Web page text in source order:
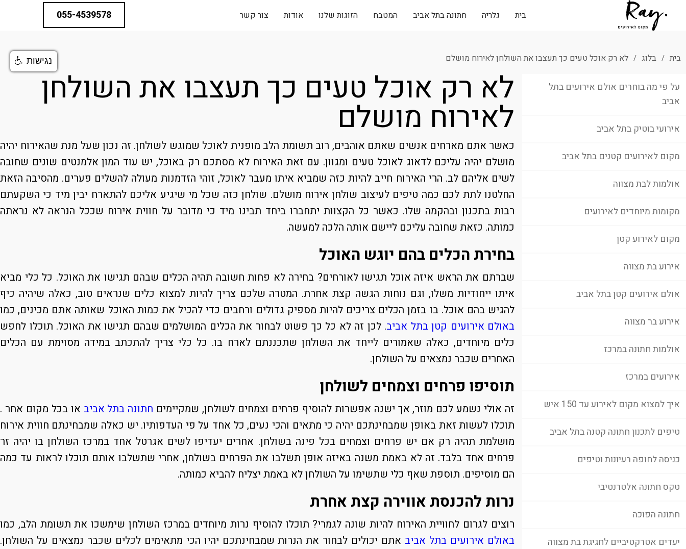
בית גלריה חתונה בתל אביב המטבח הזוגות שלנו אודות צור קשר 055-4539578
בית / בלוג / לא רק אוכל טעים כך תעצבו את השולחן לאירוח מושלם
על פי מה בוחרים אולם אירועים בתל
אביב
אירועי בוטיק בתל אביב
מקום לאירועים קטנים בתל אביב
אולמות לבת מצווה
מקומות מיוחדים לאירועים
מקום לאירוע קטן
אירוע בת מצווה
אולם אירועים קטן בתל אביב
אירוע בר מצווה
אולמות חתונה במרכז
אירועים במרכז
איך למצוא מקום לאירוע עד 150 איש
טיפים לתכנון חתונה קטנה בתל אביב
כניסה לחופה רעיונות וטיפים
טקס חתונה אלטרנטיבי
חתונה הפוכה
יעדים אטרקטיביים לחגיגת בת מצווה
לא רק אוכל טעים כך תעצבו את השולחן
לאירוח מושלם
כאשר אתם מארחים אנשים שאתם אוהבים, רוב תשומת הלב מופנית לאוכל שמוגש לשולחן. זה נכון שעל מנת שהאירוח יהיה
מושלם יהיה עליכם לדאוג לאוכל טעים ומגוון. עם זאת האירוח לא מסתכם רק באוכל, יש עוד המון אלמנטים שונים שחובה
לשים אליהם לב. הרי האירוח חייב להיות כזה שמביא איתו מעבר לאוכל, זוהי הזדמנות מעולה להשלים פערים. מהסיבה הזאת
החלטנו לתת לכם כמה טיפים לעיצוב שולחן אירוח מושלם. שולחן כזה שכל מי שיגיע אליכם להתארח יבין מיד כי השקעתם
רבות בתכנון ובהקמה שלו. כאשר כל הקצוות יתחברו ביחד תבינו מיד כי מדובר על חווית אירוח שככל הנראה לא נראתה
כמותה. כזאת שחובה עליכם ליישם אותה הלכה למעשה.
בחירת הכלים בהם יוגש האוכל
שברתם את הראש איזה אוכל תגישו לאורחים? בחירה לא פחות חשובה תהיה הכלים שבהם תגישו את האוכל. כל כלי מביא
איתו ייחודיות משלו, וגם נוחות הגשה קצת אחרת. המטרה שלכם צריך להיות למצוא כלים שנראים טוב, כאלה שיהיה כיף
להגיש בהם אוכל. בו בזמן הכלים צריכים להיות מספיק גדולים ורחבים כדי להכיל את כמות האוכל שאותה אתם מכינים, כמו
באולם אירועים קטן בתל אביב. לכן זה לא כל כך פשוט לבחור את הכלים המושלמים שבהם תגישו את האוכל. תוכלו לחפש
כלים מיוחדים, כאלה שאמורים לייחד את השולחן שתכננתם לארח בו. כל כלי צריך להתכתב במידה מסוימת עם הכלים
האחרים שכבר נמצאים על השולחן.
תוסיפו פרחים וצמחים לשולחן
זה אולי נשמע לכם מוזר, אך ישנה אפשרות להוסיף פרחים וצמחים לשולחן, שמקיימים חתונה בתל אביב או בכל מקום אחר .
תוכלו לעשות זאת באופן שמבחינתכם יהיה כי מתאים והכי נעים, כל אחד על פי העדפותיו. יש כאלה שמבחינתם חווית אירוח
מושלמת תהיה רק אם יש פרחים וצמחים בכל פינה בשולחן. אחרים יעדיפו לשים אגרטל אחד במרכז השולחן בו יהיה זר
פרחים אחד בלבד. זה לא באמת משנה באיזה אופן תשלבו את הפרחים בשולחן, אחרי שתשלבו אותם תוכלו לראות עד כמה
הם מוסיפים. תוספת שאף כלי שתשימו על השולחן לא באמת יצליח להביא כמותה.
נרות להכנסת אווירה קצת אחרת
רוצים לגרום לחוויית האירוח להיות שונה לגמרי? תוכלו להוסיף נרות מיוחדים במרכז השולחן שימשכו את תשומת הלב, כמו
באולם אירועים בתל אביבאתם יכולים לבחור את הנרות שמבחינתכם יהיו הכי מתאימים לכלים שכבר נמצאים על השולחן.
נגישות